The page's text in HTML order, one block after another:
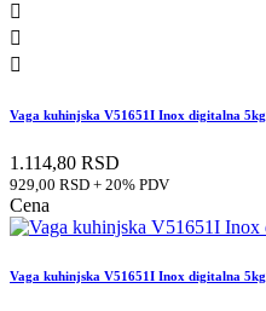



Vaga kuhinjska V51651I Inox digitalna 5kg
1.114,80 RSD
929,00 RSD + 20% PDV
Cena
Vaga kuhinjska V51651I Inox digitalna 5kg